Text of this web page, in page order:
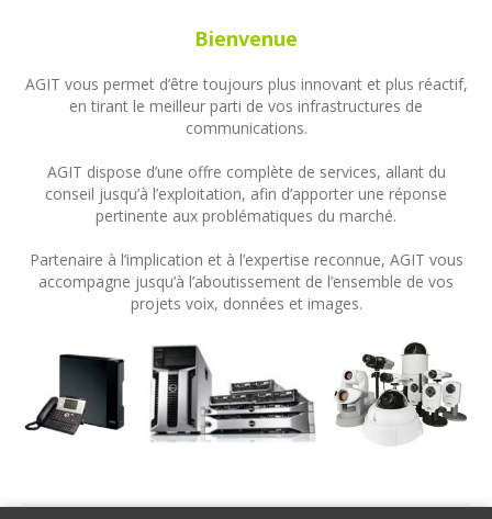
Bienvenue
AGIT vous permet d’être toujours plus innovant et plus réactif,
en tirant le meilleur parti de vos infrastructures de
communications.
AGIT dispose d’une offre complète de services, allant du
conseil jusqu’à l’exploitation, afin d’apporter une réponse
pertinente aux problématiques du marché.
Partenaire à l’implication et à l’expertise reconnue, AGIT vous
accompagne jusqu’à l’aboutissement de l’ensemble de vos
projets voix, données et images.